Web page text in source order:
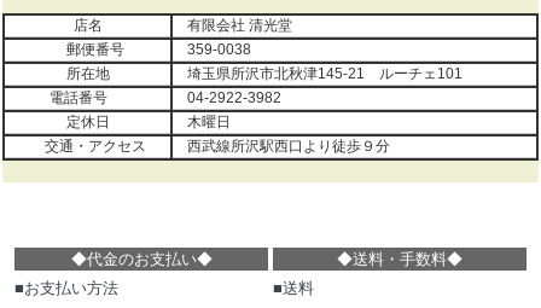
店名
有限会社 清光堂
郵便番号
359-0038
所在地
埼玉県所沢市北秋津145-21 ルーチェ101
電話番号
04-2922-3982
定休日
木曜日
交通・アクセス
西武線所沢駅西口より徒歩９分
◆代金のお支払い◆
■お支払い方法
◆送料・手数料◆
■送料